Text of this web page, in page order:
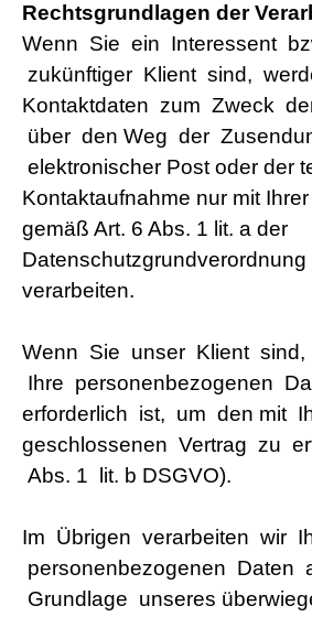
Rechtsgrundlagen der
Wenn Sie ein Interessent
zukünftiger Klient sind,
Kontaktdaten zum Zweck
über den Weg der
elektronischer Post oder der
Kontaktaufnahme nur mit
gemäß Art. 6 Abs. 1 lit. a der
Datenschutzgrundverordnung
verarbeiten.
Wenn Sie unser Klient sind,
Ihre personenbezogenen
erforderlich ist, um den mit
geschlossenen Vertrag zu
Abs. 1 lit. b DSGVO).
Im Übrigen verarbeiten wir
personenbezogenen Daten
Grundlage unseres